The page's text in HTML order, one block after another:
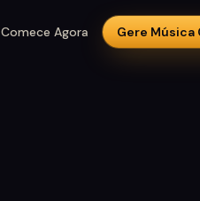
Comece Agora Gere